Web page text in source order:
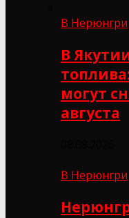
В Нерюнгри
В
могут
августа
В Нерюнгри